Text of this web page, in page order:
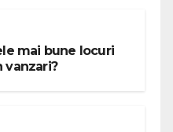
mai bune locuri
vanzari?